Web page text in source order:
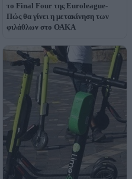
το Final Four της Euroleague-
Πώς θα γίνει η μετακίνηση των
φιλάθλων στο ΟΑΚΑ